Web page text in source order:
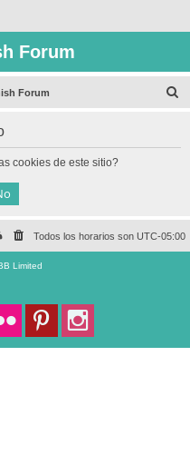
Forum
Forum
cookies de este sitio?
Todos los horarios son UTC-05:00
Limited